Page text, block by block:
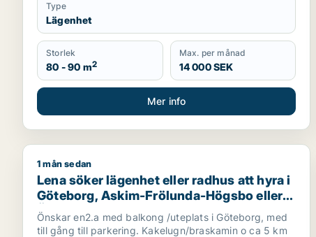
Type
Lägenhet
Storlek
80 - 90 m2
Max. per månad
14 000 SEK
Mer info
Lena söker lägenhet eller radhus att hyra i
1 mån sedan
Lena söker lägenhet eller radhus att hyra i
Göteborg, Askim-Frölunda-Högsbo eller
Örgryte-Härlanda m.fl.
Önskar en2.a med balkong /uteplats i Göteborg, med
till gång till parkering. Kakelugn/braskamin o ca 5 km